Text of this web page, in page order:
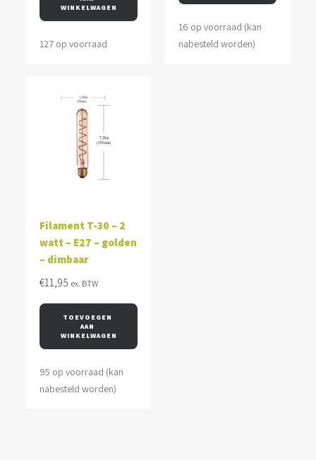
WINKELWAGEN
127 op voorraad
16 op voorraad (kan
nabesteld worden)
Filament T-30 – 2
watt – E27 – golden
– dimbaar
€11,95 ex. BTW
TOEVOEGEN
AAN
WINKELWAGEN
95 op voorraad (kan
nabesteld worden)